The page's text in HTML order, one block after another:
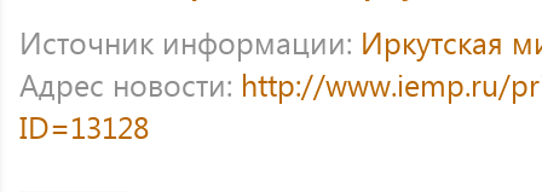
Источник информации: Иркутская
Адрес новости: http://www.iemp.ru/
ID=13128